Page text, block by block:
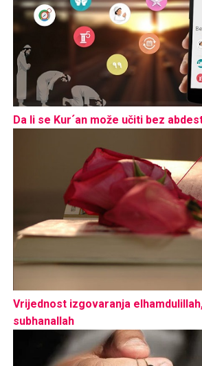
Da li se Kur´an može učiti bez
Vrijednost izgovaranja
subhanallah